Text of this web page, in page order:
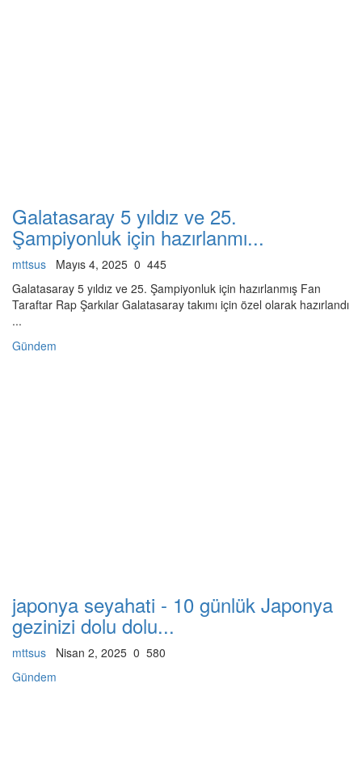
Galatasaray 5 yıldız ve 25.
Şampiyonluk için hazırlanmı...
mttsus Mayıs 4, 2025 0 445
Galatasaray 5 yıldız ve 25. Şampiyonluk için hazırlanmış Fan
Taraftar Rap Şarkılar Galatasaray takımı için özel olarak hazırlandı
...
Gündem
japonya seyahati - 10 günlük Japonya
gezinizi dolu dolu...
mttsus Nisan 2, 2025 0 580
Gündem